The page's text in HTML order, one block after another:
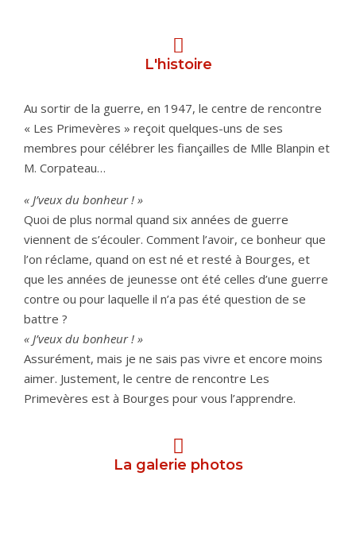
L'histoire
Au sortir de la guerre, en 1947, le centre de rencontre
« Les Primevères » reçoit quelques-uns de ses
membres pour célébrer les fiançailles de Mlle Blanpin et
M. Corpateau…
« J’veux du bonheur ! »
Quoi de plus normal quand six années de guerre
viennent de s’écouler. Comment l’avoir, ce bonheur que
l’on réclame, quand on est né et resté à Bourges, et
que les années de jeunesse ont été celles d’une guerre
contre ou pour laquelle il n’a pas été question de se
battre ?
« J’veux du bonheur ! »
Assurément, mais je ne sais pas vivre et encore moins
aimer. Justement, le centre de rencontre Les
Primevères est à Bourges pour vous l’apprendre.
La galerie photos